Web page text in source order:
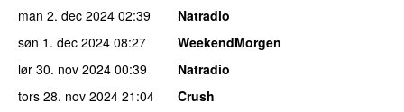
man 2. dec 2024 02:39
Natradio
søn 1. dec 2024 08:27
WeekendMorgen
lør 30. nov 2024 00:39
Natradio
tors 28. nov 2024 21:04
Crush